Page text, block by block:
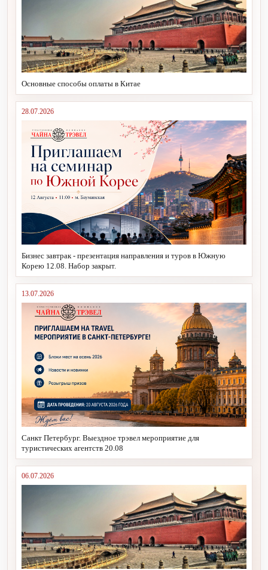
Основные способы оплаты в Китае
28.07.2026
Бизнес завтрак - презентация направления и туров в Южную
Корею 12.08. Набор закрыт.
13.07.2026
Санкт Петербург. Выездное трэвел мероприятие для
туристических агентств 20.08
06.07.2026